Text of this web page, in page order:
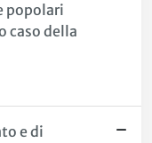
popolari
caso della
e di